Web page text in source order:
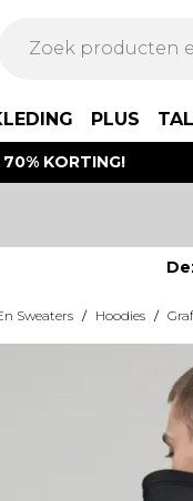
PLUS
KORTING!
Sweaters / Hoodies /